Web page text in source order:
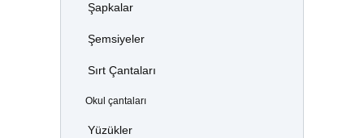
Şapkalar
Şemsiyeler
Sırt Çantaları
Okul çantaları
Yüzükler